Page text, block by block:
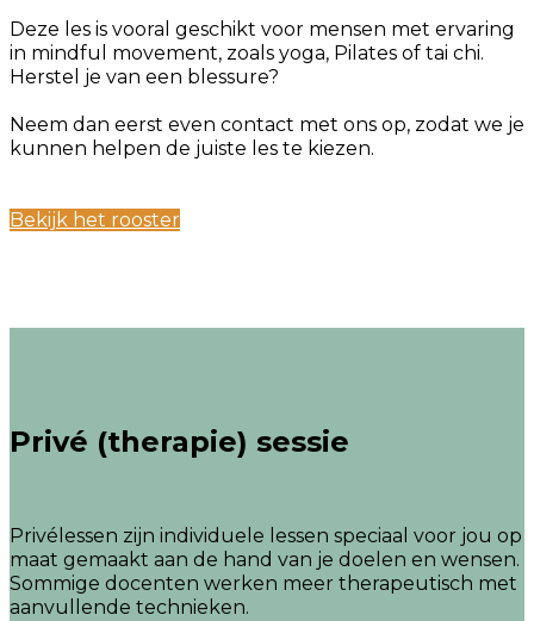
Deze les is vooral geschikt voor mensen met ervaring
in mindful movement, zoals yoga, Pilates of tai chi.
Herstel je van een blessure?
Neem dan eerst even contact met ons op, zodat we je
kunnen helpen de juiste les te kiezen.
Bekijk het rooster
Privé (therapie) sessie
Privélessen zijn individuele lessen speciaal voor jou op
maat gemaakt aan de hand van je doelen en wensen.
Sommige docenten werken meer therapeutisch met
aanvullende technieken.